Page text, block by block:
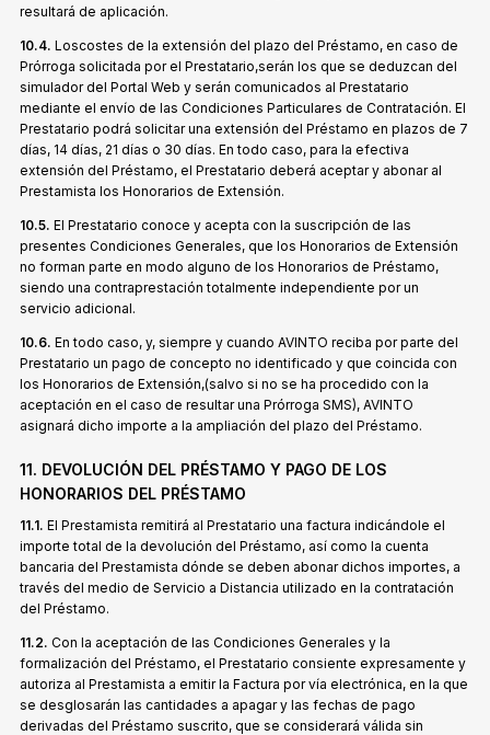
resultará de aplicación.
10.4. Loscostes de la extensión del plazo del Préstamo, en caso de
Prórroga solicitada por el Prestatario,serán los que se deduzcan del
simulador del Portal Web y serán comunicados al Prestatario
mediante el envío de las Condiciones Particulares de Contratación. El
Prestatario podrá solicitar una extensión del Préstamo en plazos de 7
días, 14 días, 21 días o 30 días. En todo caso, para la efectiva
extensión del Préstamo, el Prestatario deberá aceptar y abonar al
Prestamista los Honorarios de Extensión.
10.5. El Prestatario conoce y acepta con la suscripción de las
presentes Condiciones Generales, que los Honorarios de Extensión
no forman parte en modo alguno de los Honorarios de Préstamo,
siendo una contraprestación totalmente independiente por un
servicio adicional.
10.6. En todo caso, y, siempre y cuando AVINTO reciba por parte del
Prestatario un pago de concepto no identificado y que coincida con
los Honorarios de Extensión,(salvo si no se ha procedido con la
aceptación en el caso de resultar una Prórroga SMS), AVINTO
asignará dicho importe a la ampliación del plazo del Préstamo.
11. DEVOLUCIÓN DEL PRÉSTAMO Y PAGO DE LOS
HONORARIOS DEL PRÉSTAMO
11.1. El Prestamista remitirá al Prestatario una factura indicándole el
importe total de la devolución del Préstamo, así como la cuenta
bancaria del Prestamista dónde se deben abonar dichos importes, a
través del medio de Servicio a Distancia utilizado en la contratación
del Préstamo.
11.2. Con la aceptación de las Condiciones Generales y la
formalización del Préstamo, el Prestatario consiente expresamente y
autoriza al Prestamista a emitir la Factura por vía electrónica, en la que
se desglosarán las cantidades a apagar y las fechas de pago
derivadas del Préstamo suscrito, que se considerará válida sin